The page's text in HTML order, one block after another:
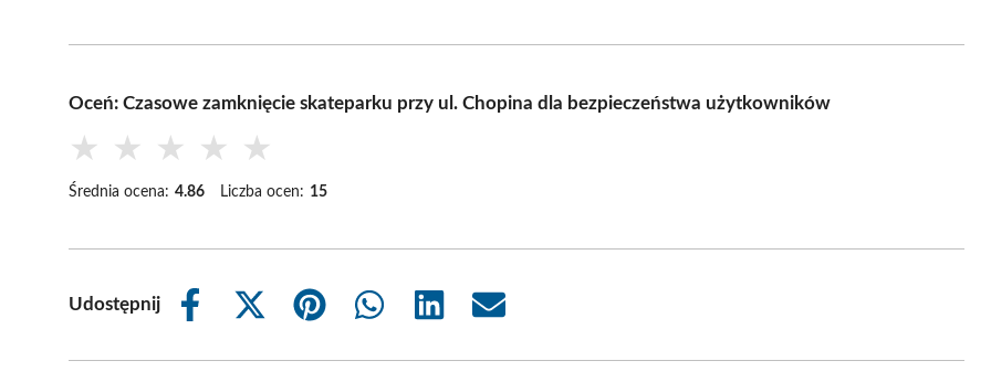
Oceń: Czasowe zamknięcie skateparku przy ul. Chopina dla bezpieczeństwa użytkowników
★ ★ ★ ★ ★
Średnia ocena: 4.86 Liczba ocen: 15
Udostępnij
Share
Share
(Twitter)
Share
Share
Share
Share